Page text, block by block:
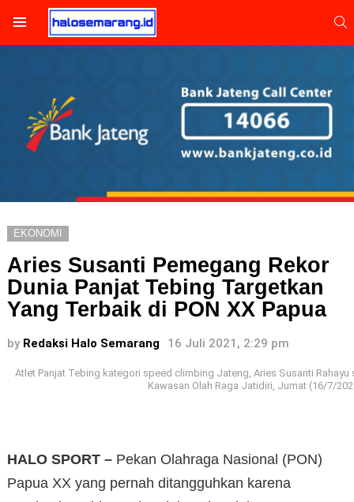
EKONOMI
Aries Susanti Pemegang Rekor
Dunia Panjat Tebing Targetkan
Yang Terbaik di PON XX Papua
by Redaksi Halo Semarang 16 Juli 2021, 2:29 pm
Atlet Panjat Tebing kategori speed climbing Jateng, Aries Susanti
Kawasan Olah Raga Jatidiri, Jumat (16/7/
HALO SPORT – Pekan Olahraga Nasional (PON)
Papua XX yang pernah ditangguhkan karena